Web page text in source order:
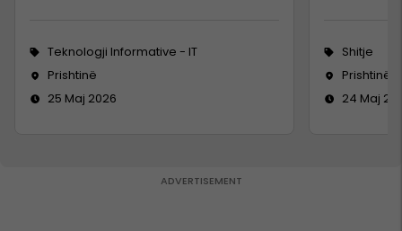
Teknologji Informative - IT
Prishtinë
25 Maj 2026
Shitje
Prishtinë
24 Maj